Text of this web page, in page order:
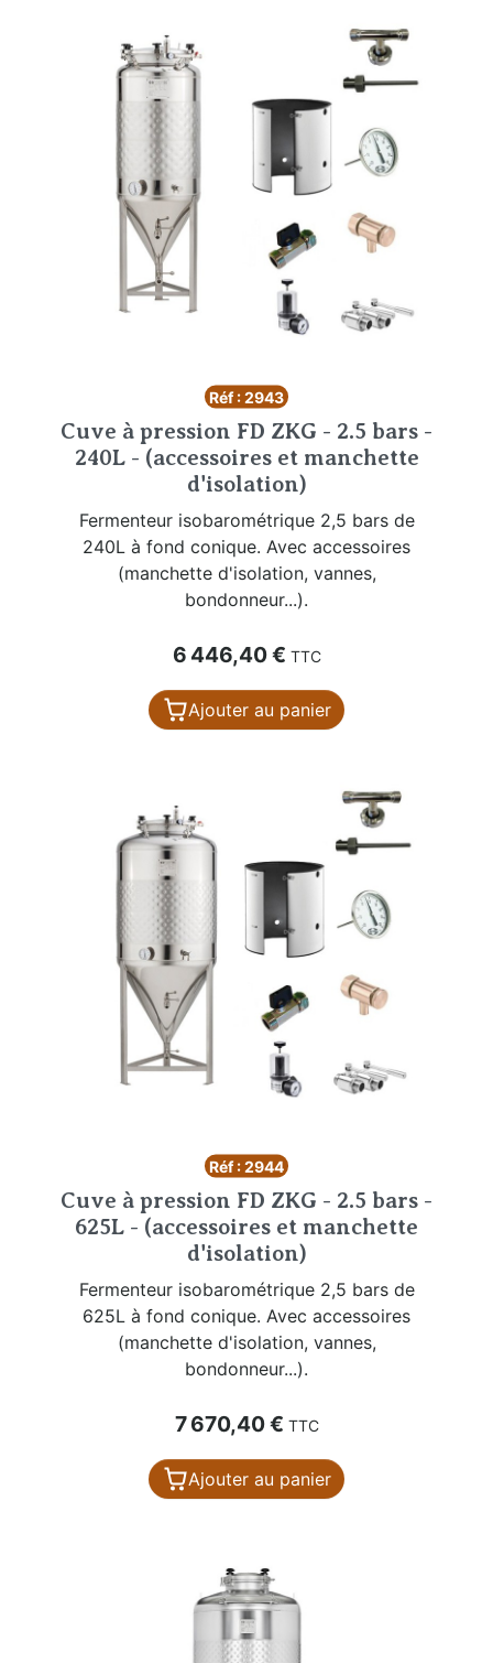
Réf : 2943
Cuve à pression FD ZKG - 2.5 bars -
240L - (accessoires et manchette
d'isolation)
Fermenteur isobarométrique 2,5 bars de
240L à fond conique. Avec accessoires
(manchette d'isolation, vannes,
bondonneur...).
Prix
6 446,40 € TTC
Ajouter au panier
Réf : 2944
Cuve à pression FD ZKG - 2.5 bars -
625L - (accessoires et manchette
d'isolation)
Fermenteur isobarométrique 2,5 bars de
625L à fond conique. Avec accessoires
(manchette d'isolation, vannes,
bondonneur...).
Prix
7 670,40 € TTC
Ajouter au panier